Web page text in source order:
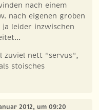
nach einem
nach eigenen groben
leider inzwischen
zuviel nett "servus",
stoisches
2012, um 09:20